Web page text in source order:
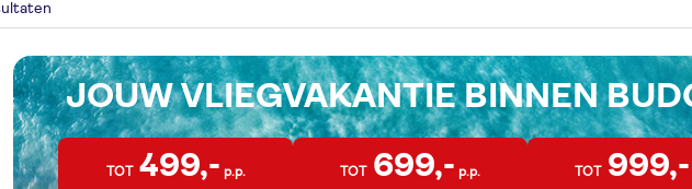
JOUW VLIEGVAKANTIE BINNEN
TOT 499,- p.p. TOT 699,- p.p. TOT 999,-